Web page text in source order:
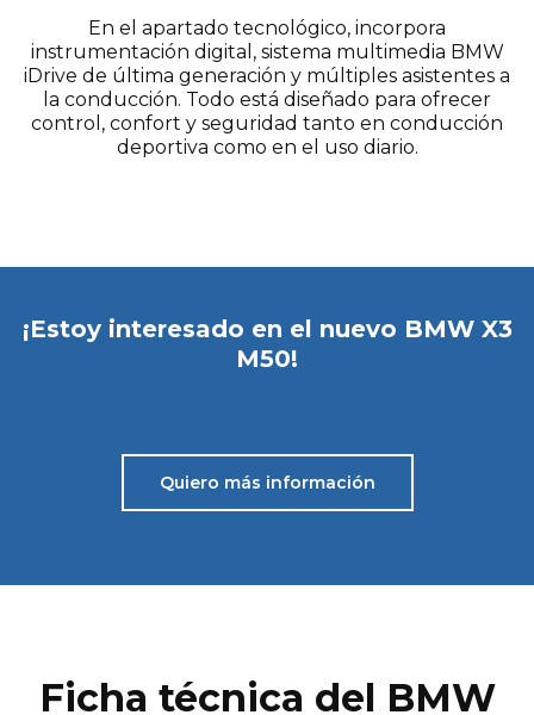
En el apartado tecnológico, incorpora
instrumentación digital, sistema multimedia BMW
iDrive de última generación y múltiples asistentes a
la conducción. Todo está diseñado para ofrecer
control, confort y seguridad tanto en conducción
deportiva como en el uso diario.
¡Estoy interesado en el nuevo BMW X3
M50!
Quiero más información
Ficha técnica del BMW